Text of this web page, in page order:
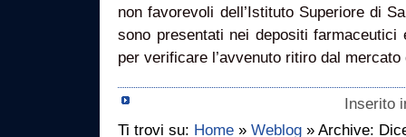
non favorevoli dell’Istituto Superiore di
sono presentati nei depositi
per verificare l’avvenuto ritiro dal
Inserito
Ti trovi su: Home » Weblog » Archive: